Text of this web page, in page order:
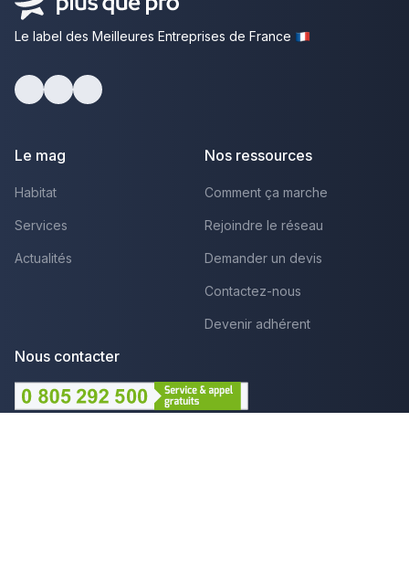
Le label des Meilleures Entreprises de France
Le mag
Habitat
Services
Actualités
Nos ressources
Comment ça marche
Rejoindre le réseau
Demander un devis
Contactez-nous
Devenir adhérent
Nous contacter